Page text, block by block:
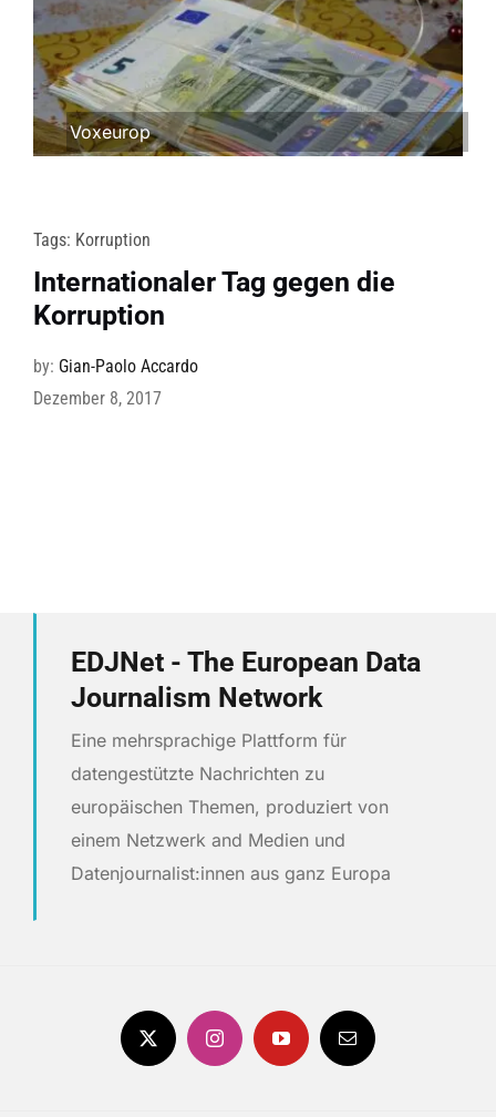
Voxeurop
Tags: Korruption
Internationaler Tag gegen die
Korruption
by: Gian-Paolo Accardo
Dezember 8, 2017
EDJNet - The European Data
Journalism Network
Eine mehrsprachige Plattform für
datengestützte Nachrichten zu
europäischen Themen, produziert von
einem Netzwerk and Medien und
Datenjournalist:innen aus ganz Europa